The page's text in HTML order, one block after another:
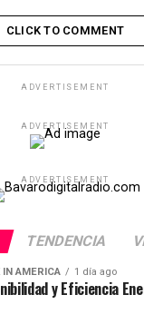
CLICK TO COMMENT
ADVERTISEMENT
ADVERTISEMENT
ADVERTISEMENT
TENDENCIA
IN AMERICA 1 día ago
y Eficiencia